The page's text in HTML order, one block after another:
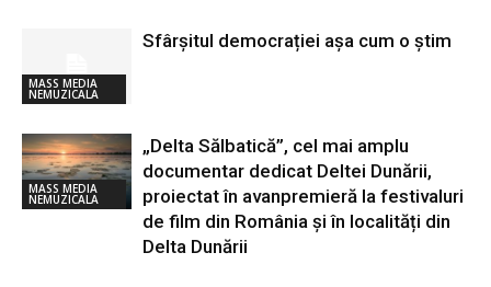
MASS MEDIA
NEMUZICALA
Sfârșitul democrației așa cum o știm
MASS MEDIA
NEMUZICALA
„Delta Sălbatică”, cel mai amplu
documentar dedicat Deltei Dunării,
proiectat în avanpremieră la festivaluri
de film din România și în localități din
Delta Dunării